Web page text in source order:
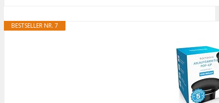
BESTSELLER NR. 7